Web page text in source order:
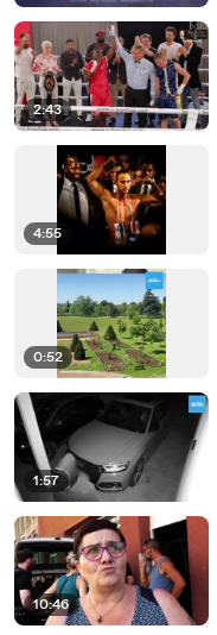
2:43
4:55
0:52
1:57
10:46